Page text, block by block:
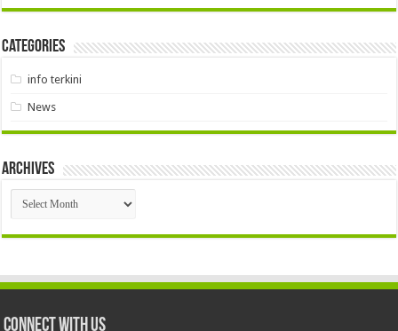
Categories
info terkini
News
Archives
Archives
Connect With Us